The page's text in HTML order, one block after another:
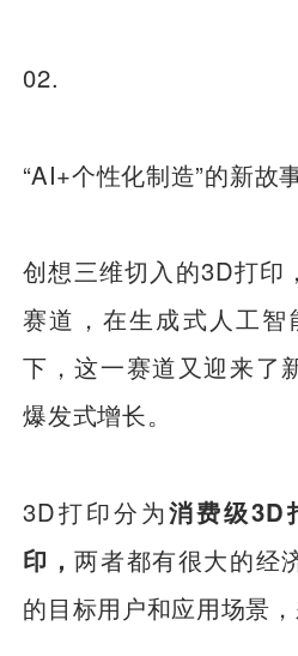
02.
“AI+个性化制造”的新故
创想三维切入的3D打印
赛道，在生成式人工
下，这一赛道又迎来了
爆发式增长。
3D打印分为消费级3D
印，两者都有很大的经
的目标用户和应用场景，